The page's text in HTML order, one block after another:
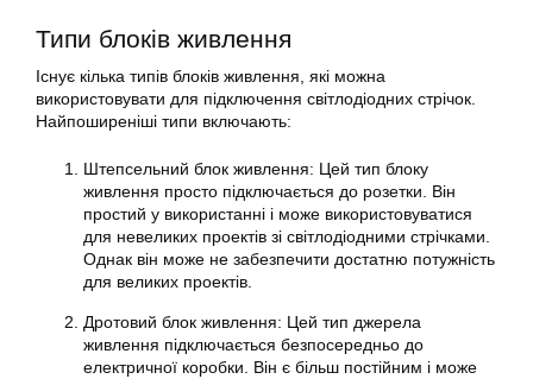
Типи блоків живлення
Існує кілька типів блоків живлення, які можна
використовувати для підключення світлодіодних стрічок.
Найпоширеніші типи включають:
Штепсельний блок живлення: Цей тип блоку
живлення просто підключається до розетки. Він
простий у використанні і може використовуватися
для невеликих проектів зі світлодіодними стрічками.
Однак він може не забезпечити достатню потужність
для великих проектів.
Дротовий блок живлення: Цей тип джерела
живлення підключається безпосередньо до
електричної коробки. Він є більш постійним і може